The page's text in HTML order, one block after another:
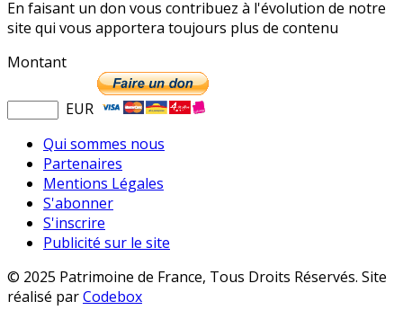
En faisant un don vous contribuez à l'évolution de notre
site qui vous apportera toujours plus de contenu
Montant
EUR
Qui sommes nous
Partenaires
Mentions Légales
S'abonner
S'inscrire
Publicité sur le site
© 2025 Patrimoine de France, Tous Droits Réservés. Site
réalisé parCodebox